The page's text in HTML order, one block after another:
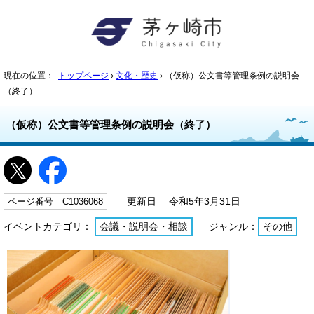
現在の位置： トップページ › 文化・歴史 › （仮称）公文書等管理条例の説明会
（終了）
（仮称）公文書等管理条例の説明会（終了）
ページ番号 C1036068 更新日 令和5年3月31日
イベントカテゴリ： 会議・説明会・相談 ジャンル： その他